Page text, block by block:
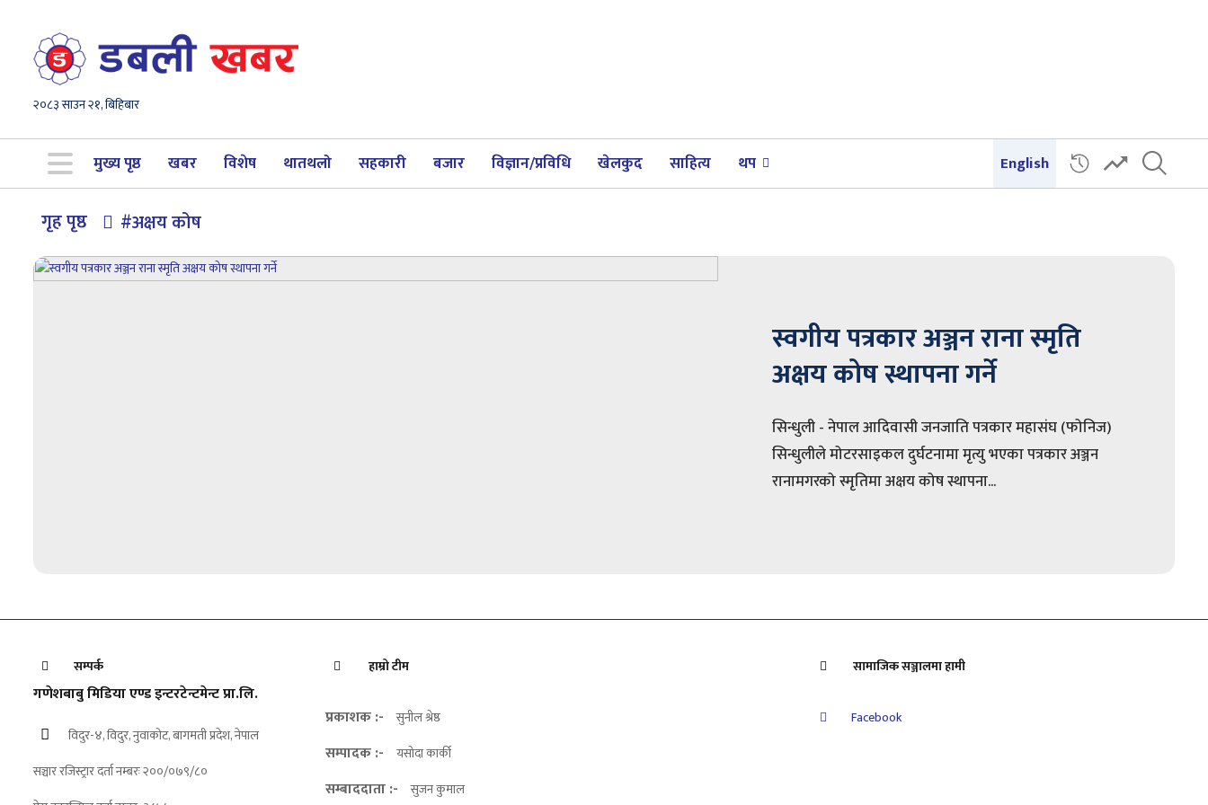
२०८३ साउन २१, बिहिबार
मुख्य पृष्ठ खबर विशेष थातथलो सहकारी बजार विज्ञान/प्रविधि खेलकुद साहित्य थप English
गृह पृष्ठ #अक्षय कोष
स्वगीय पत्रकार अञ्जन राना स्मृति
अक्षय कोष स्थापना गर्ने
सिन्धुली - नेपाल आदिवासी जनजाति पत्रकार महासंघ (फोनिज)
सिन्धुलीले मोटरसाइकल दुर्घटनामा मृत्यु भएका पत्रकार अञ्जन
रानामगरको स्मृतिमा अक्षय कोष स्थापना...
सम्पर्क
गणेशबाबु मिडिया एण्ड इन्टरटेन्टमेन्ट प्रा.लि.
विदुर-४, विदुर, नुवाकोट, बागमती प्रदेश, नेपाल
सञ्चार रजिस्ट्रार दर्ता नम्बरः २००/०७९/८०
हाम्रो टीम
प्रकाशक :- सुनील श्रेष्ठ
सम्पादक :- यसोदा कार्की
सम्बाददाता :- सुजन कुमाल
सामाजिक सञ्जालमा हामी
Facebook